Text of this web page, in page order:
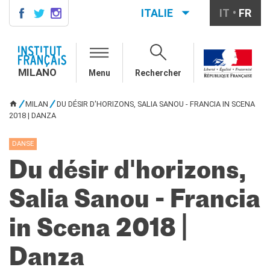
AGENDA
CONTACTS
Cours intensifs mensuels de
français
adolescents
Cours privés sur mesure
Ateliers thématiques
Cours de préparation
DELF/DALF
Corsi su piattaforma
ITALIE IT FR
MILANO Menu Rechercher
VOUS ÊTES ICI
MILAN
DU DÉSIR D'HORIZONS, SALIA SANOU - FRANCIA IN SCENA
2018 | DANZA
DANSE
Du désir d'horizons,
Salia Sanou - Francia
in Scena 2018 |
Danza